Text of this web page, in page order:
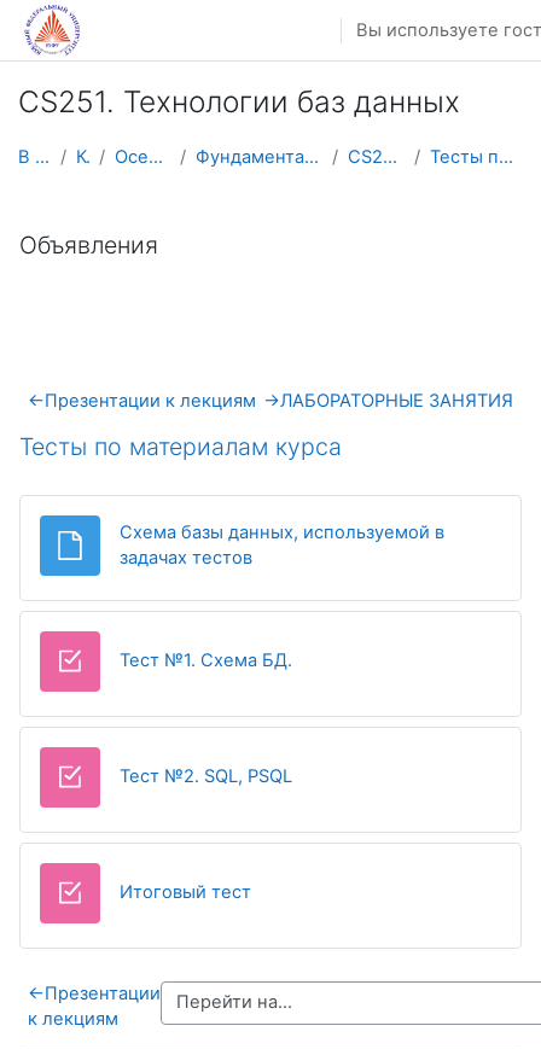
Перейти к основному содержанию
Вы используете
CS251. Технологии баз данных
В начало Курсы Осенний семестр Фундаментальная информатика и ИТ CS251. ТБД-ФИИТ Тесты по материалам курса
Объявления
←Презентации к лекциям →ЛАБОРАТОРНЫЕ ЗАНЯТИЯ
Тесты по материалам курса
Схема базы данных, используемой в
задачах тестовФайл
Тест №1. Cхема БД.
Тест №2. SQL, PSQL
Итоговый тест
←Презентации
к лекциям